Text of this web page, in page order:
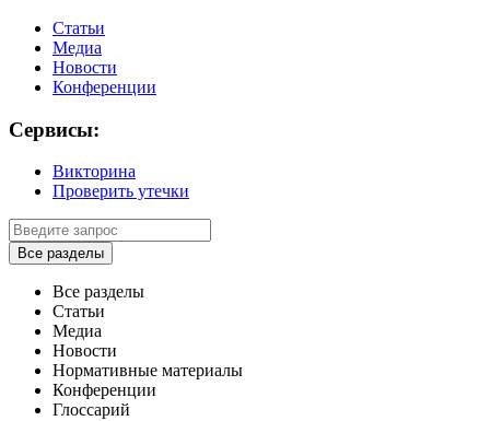
Статьи
Медиа
Новости
Конференции
Сервисы:
Викторина
Проверить утечки
Все разделы
Все разделы
Статьи
Медиа
Новости
Нормативные материалы
Конференции
Глоссарий